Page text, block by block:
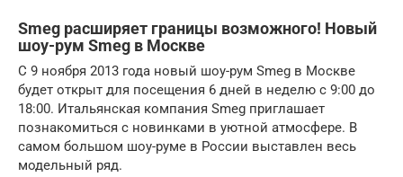
Smeg расширяет границы возможного! Новый
шоу-рум Smeg в Москве
С 9 ноября 2013 года новый шоу-рум Smeg в Москве
будет открыт для посещения 6 дней в неделю с 9:00 до
18:00. Итальянская компания Smeg приглашает
познакомиться с новинками в уютной атмосфере. В
самом большом шоу-руме в России выставлен весь
модельный ряд.